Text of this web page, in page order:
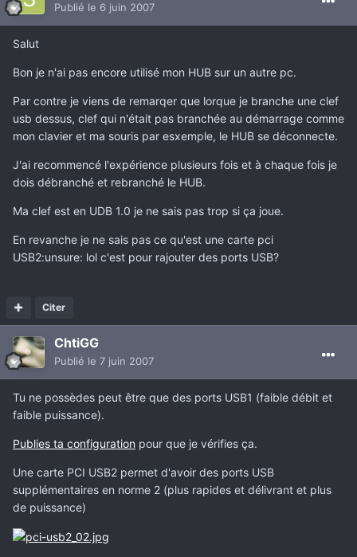
Publié le 6 juin 2007
Salut
Bon je n'ai pas encore utilisé mon HUB sur un autre pc.
Par contre je viens de remarqer que lorque je branche une clef
usb dessus, clef qui n'était pas branchée au démarrage comme
mon clavier et ma souris par esxemple, le HUB se déconnecte.
J'ai recommencé l'expérience plusieurs fois et à chaque fois je
dois débranché et rebranché le HUB.
Ma clef est en UDB 1.0 je ne sais pas trop si ça joue.
En revanche je ne sais pas ce qu'est une carte pci
USB2:unsure: lol c'est pour rajouter des ports USB?
Citer
ChtiGG
Publié le 7 juin 2007
Tu ne possèdes peut être que des ports USB1 (faible débit et
faible puissance).
Publies ta configuration pour que je vérifies ça.
Une carte PCI USB2 permet d'avoir des ports USB
supplémentaires en norme 2 (plus rapides et délivrant et plus
de puissance)